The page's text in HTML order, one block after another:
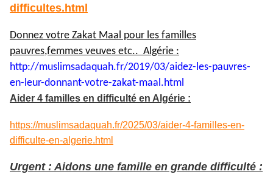
difficultes.html
Donnez votre Zakat Maal pour les familles
pauvres,femmes veuves etc.. Algérie :
http://muslimsadaquah.fr/2019/03/aidez-les-pauvres-
en-leur-donnant-votre-zakat-maal.html
Aider 4 familles en difficulté en Algérie :
https://muslimsadaquah.fr/2025/03/aider-4-familles-en-
difficulte-en-algerie.html
Urgent : Aidons une famille en grande difficulté :